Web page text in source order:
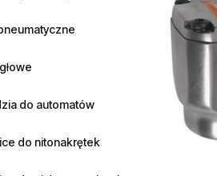
do automatów
do nitonakrętek